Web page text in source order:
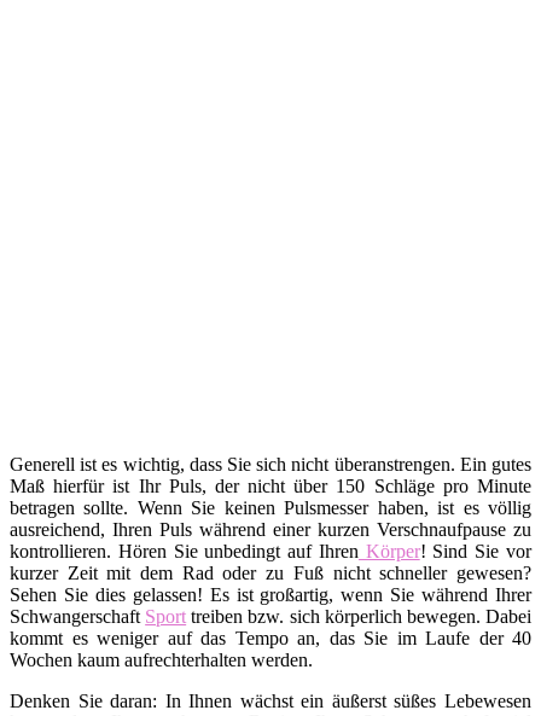
Generell ist es wichtig, dass Sie sich nicht überanstrengen. Ein gutes
Maß hierfür ist Ihr Puls, der nicht über 150 Schläge pro Minute
betragen sollte. Wenn Sie keinen Pulsmesser haben, ist es völlig
ausreichend, Ihren Puls während einer kurzen Verschnaufpause zu
kontrollieren. Hören Sie unbedingt auf Ihren Körper! Sind Sie vor
kurzer Zeit mit dem Rad oder zu Fuß nicht schneller gewesen?
Sehen Sie dies gelassen! Es ist großartig, wenn Sie während Ihrer
Schwangerschaft Sport treiben bzw. sich körperlich bewegen. Dabei
kommt es weniger auf das Tempo an, das Sie im Laufe der 40
Wochen kaum aufrechterhalten werden.
Denken Sie daran: In Ihnen wächst ein äußerst süßes Lebewesen